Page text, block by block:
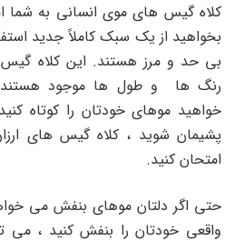
کلاه گیس های موی انسانی به شما
بخواهید از یک سبک کاملاً جدید
بی حد و مرز هستند. این کلاه
رنگ ها و طول ها موجود هستند.
خواهید موهای خودتان را کوتاه
پشیمان شوید ، کلاه گیس های
امتحان کنید.
حتی اگر دلتان موهای بنفش می
واقعی خودتان را بنفش کنید ، می